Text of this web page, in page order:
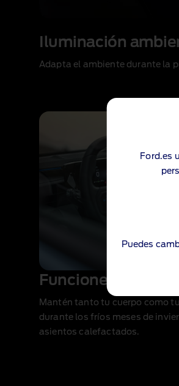
Ford.es
Puedes
Iluminación
Adapta el ambiente durante la
Funciones
Mantén tanto tu cuerpo como
durante los fríos meses de
asientos calefactados.